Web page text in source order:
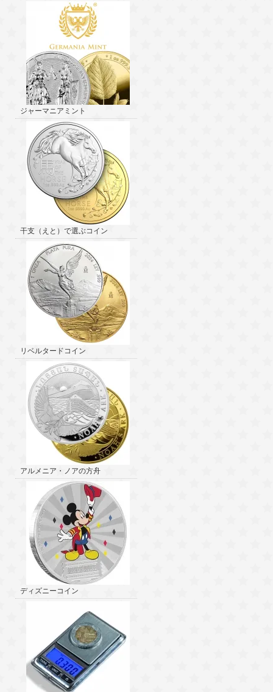
ジャーマニアミント
干支（えと）で選ぶコイン
リベルタードコイン
アルメニア・ノアの方舟
ディズニーコイン